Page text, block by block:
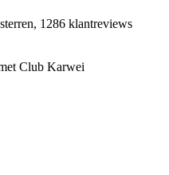
1286 klantreviews
Club Karwei